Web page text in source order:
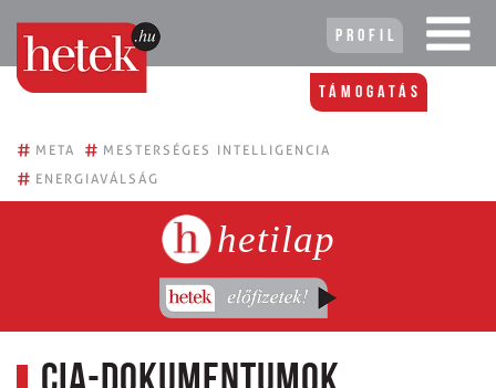
Profil
Támogatás
# META # MESTERSÉGES INTELLIGENCIA
# ENERGIAVÁLSÁG
hetilap